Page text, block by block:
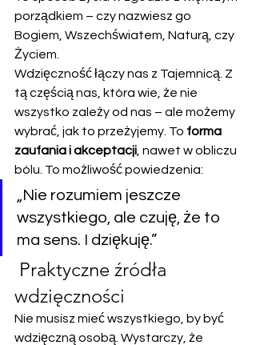
porządkiem – czy nazwiesz go
Bogiem, Wszechświatem, Naturą, czy
Życiem.
Wdzięczność łączy nas z Tajemnicą. Z
tą częścią nas, która wie, że nie
wszystko zależy od nas – ale możemy
wybrać, jak to przeżyjemy. To forma
zaufania i akceptacji , nawet w obliczu
bólu. To możliwość powiedzenia:
„Nie rozumiem jeszcze
wszystkiego, ale czuję, że to
ma sens. I dziękuję.”
wdzięczności
Nie musisz mieć wszystkiego, by być
wdzięczną osobą. Wystarczy, że